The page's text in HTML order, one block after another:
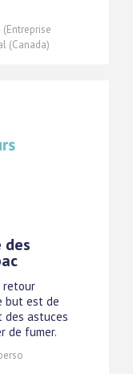
(Entreprise
(Canada)
des
retour
but est de
des astuces
de fumer.